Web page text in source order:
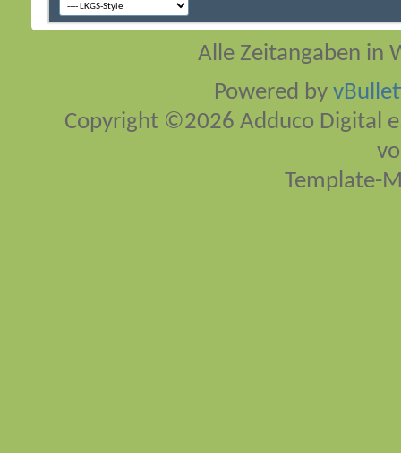
Alle Zeitangaben in
Powered by
Copyright ©2026 Adduco Digital
Template-